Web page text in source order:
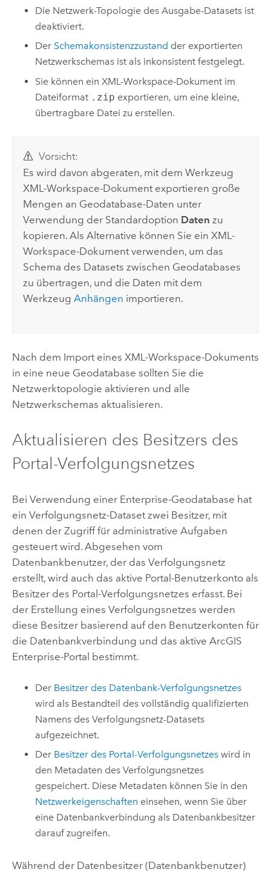
Die Netzwerk-Topologie des Ausgabe-Datasets ist
deaktiviert.
Der Schemakonsistenzzustand der exportierten
Netzwerkschemas ist als inkonsistent festgelegt.
Sie können ein XML-Workspace-Dokument im
Dateiformat .zip exportieren, um eine kleine,
übertragbare Datei zu erstellen.
Vorsicht:
Es wird davon abgeraten, mit dem Werkzeug
XML-Workspace-Dokument exportieren große
Mengen an Geodatabase-Daten unter
Verwendung der Standardoption Daten zu
kopieren. Als Alternative können Sie ein XML-
Workspace-Dokument verwenden, um das
Schema des Datasets zwischen Geodatabases
zu übertragen, und die Daten mit dem
WerkzeugAnhängen importieren.
Nach dem Import eines XML-Workspace-Dokuments
in eine neue Geodatabase sollten Sie die
Netzwerktopologie aktivieren und alle
Netzwerkschemas aktualisieren.
Aktualisieren des Besitzers des
Portal-Verfolgungsnetzes
Bei Verwendung einer Enterprise-Geodatabase hat
ein Verfolgungsnetz-Dataset zwei Besitzer, mit
denen der Zugriff für administrative Aufgaben
gesteuert wird. Abgesehen vom
Datenbankbenutzer, der das Verfolgungsnetz
erstellt, wird auch das aktive Portal-Benutzerkonto als
Besitzer des Portal-Verfolgungsnetzes erfasst. Bei
der Erstellung eines Verfolgungsnetzes werden
diese Besitzer basierend auf den Benutzerkonten für
die Datenbankverbindung und das aktive ArcGIS
Enterprise-Portal bestimmt.
Der Besitzer des Datenbank-Verfolgungsnetzes
wird als Bestandteil des vollständig qualifizierten
Namens des Verfolgungsnetz-Datasets
aufgezeichnet.
Der Besitzer des Portal-Verfolgungsnetzes wird in
den Metadaten des Verfolgungsnetzes
gespeichert. Diese Metadaten können Sie in den
Netzwerkeigenschaften einsehen, wenn Sie über
eine Datenbankverbindung als Datenbankbesitzer
darauf zugreifen.
Während der Datenbesitzer (Datenbankbenutzer)